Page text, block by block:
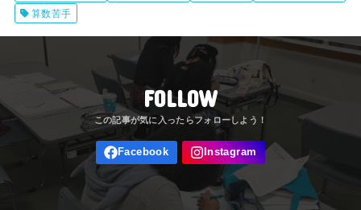
算数苦手
FOLLOW